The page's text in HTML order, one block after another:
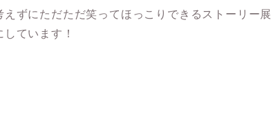
ずにただただ笑ってほっこりできるストーリー展
ています！